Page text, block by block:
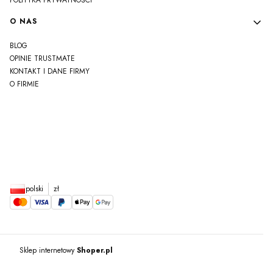
O NAS
BLOG
OPINIE TRUSTMATE
KONTAKT I DANE FIRMY
O FIRMIE
polski zł
Sklep internetowyShoper.pl